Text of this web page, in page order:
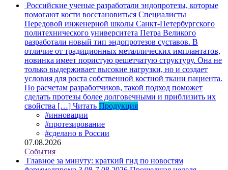
Российские ученые разработали эндопротезы, которые
помогают кости восстановиться Специалисты
Передовой инженерной школы Санкт-Петербургского
политехнического университета Петра Великого
разработали новый тип эндопротезов суставов. В
отличие от традиционных металлических имплантатов,
новинка имеет пористую решетчатую структуру. Она не
только выдерживает высокие нагрузки, но и создает
условия для роста собственной костной ткани пациента.
По расчетам разработчиков, такой подход поможет
сделать протезы более долговечными и приблизить их
свойства […] Читать Продукция
#инновации
#протезирование
#сделано в России
07.08.2026
События
Главное за минуту: краткий гид по новостям